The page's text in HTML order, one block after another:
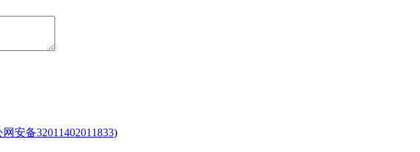
安备32011402011833)